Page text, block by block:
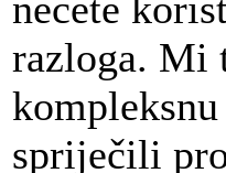
razloga. Mi
spriječili